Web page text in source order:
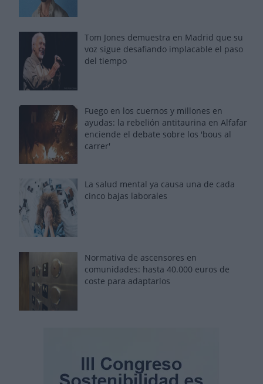
Tom Jones demuestra en Madrid que su
voz sigue desafiando implacable el paso
del tiempo
Fuego en los cuernos y millones en
ayudas: la rebelión antitaurina en Alfafar
enciende el debate sobre los 'bous al
carrer'
La salud mental ya causa una de cada
cinco bajas laborales
Normativa de ascensores en
comunidades: hasta 40.000 euros de
coste para adaptarlos